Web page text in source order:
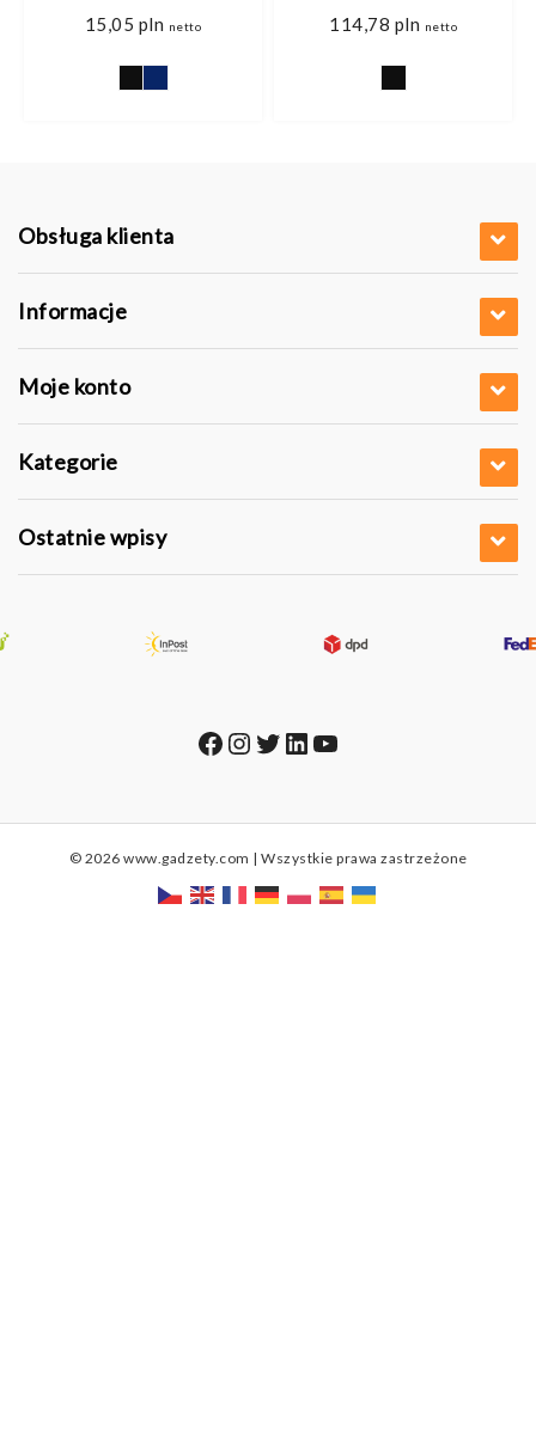
15,05 pln netto 114,78 pln netto
Obsługa klienta
Informacje
Moje konto
Kategorie
Ostatnie wpisy
Facebook
Instagram
Twitter
LinkedIn
YouTube
© 2026 www.gadzety.com | Wszystkie prawa zastrzeżone